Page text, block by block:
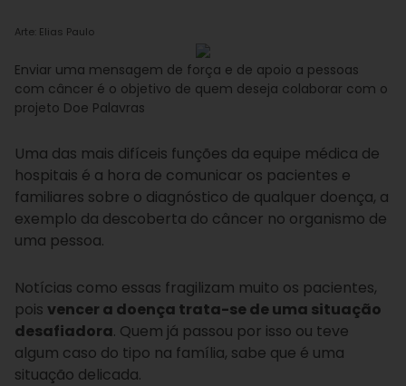
Arte: Elias Paulo
Enviar uma mensagem de força e de apoio a pessoas
com câncer é o objetivo de quem deseja colaborar com o
projeto Doe Palavras
Uma das mais difíceis funções da equipe médica de
hospitais é a hora de comunicar os pacientes e
familiares sobre o diagnóstico de qualquer doença, a
exemplo da descoberta do câncer no organismo de
uma pessoa.
Notícias como essas fragilizam muito os pacientes,
pois vencer a doença trata-se de uma situação
desafiadora. Quem já passou por isso ou teve
algum caso do tipo na família, sabe que é uma
situação delicada.